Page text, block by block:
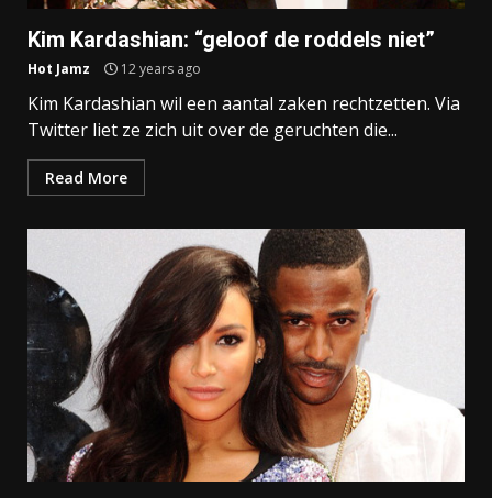
Kim Kardashian: “geloof de roddels niet”
Hot Jamz 12 years ago
Kim Kardashian wil een aantal zaken rechtzetten. Via
Twitter liet ze zich uit over de geruchten die...
Read More